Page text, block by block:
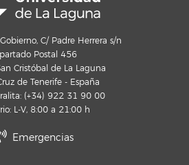
C/ Padre Herrera s/n
Postal 456
Cristóbal de La Laguna
de Tenerife - España
(+34) 922 31 90 00
L-V, 8:00 a 21:00 h
Emergencias